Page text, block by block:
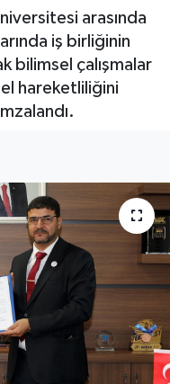
arasında
iş birliğinin
bilimsel çalışmalar
hareketliliğini